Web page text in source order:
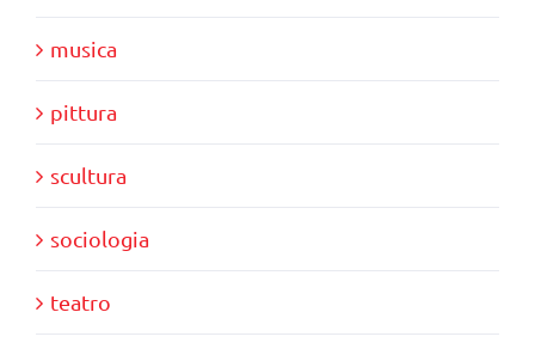
musica
pittura
scultura
sociologia
teatro